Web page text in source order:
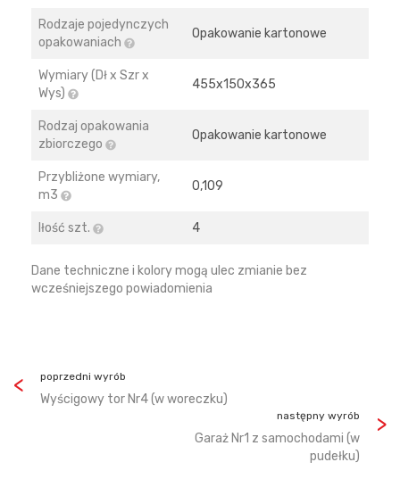
Rodzaje pojedynczych
opakowaniach
Opakowanie kartonowe
Wymiary (Dł x Szr x
Wys)
455х150х365
Rodzaj opakowania
zbiorczego
Opakowanie kartonowe
Przybliżone wymiary,
m3
0,109
Iłość szt. 4
Dane techniczne i kolory mogą ulec zmianie bez
wcześniejszego powiadomienia
poprzedni wyrób
Wyścigowy tor Nr4 (w woreczku)
następny wyrób
Garaż Nr1 z samochodami (w
pudełku)